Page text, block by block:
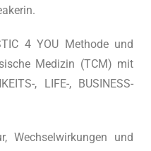
4 YOU Methode und
Medizin (TCM) mit
, LIFE-, BUSINESS-
Wechselwirkungen und